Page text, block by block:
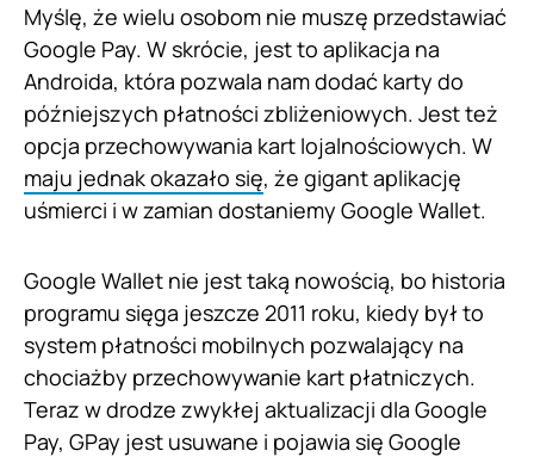
Myślę, że wielu osobom nie muszę przedstawiać
Google Pay. W skrócie, jest to aplikacja na
Androida, która pozwala nam dodać karty do
późniejszych płatności zbliżeniowych. Jest też
opcja przechowywania kart lojalnościowych. W
maju jednak okazało się, że gigant aplikację
uśmierci i w zamian dostaniemy Google Wallet.
Google Wallet nie jest taką nowością, bo historia
programu sięga jeszcze 2011 roku, kiedy był to
system płatności mobilnych pozwalający na
chociażby przechowywanie kart płatniczych.
Teraz w drodze zwykłej aktualizacji dla Google
Pay, GPay jest usuwane i pojawia się Google